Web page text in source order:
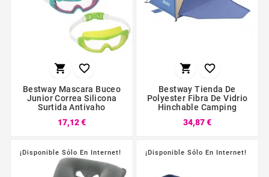
 
Bestway Mascara Buceo
Junior Correa Silicona
Surtida Antivaho
17,12 €
 
Bestway Tienda De
Polyester Fibra De Vidrio
Hinchable Camping
34,87 €
¡Disponible Sólo En Internet! ¡Disponible Sólo En Internet!